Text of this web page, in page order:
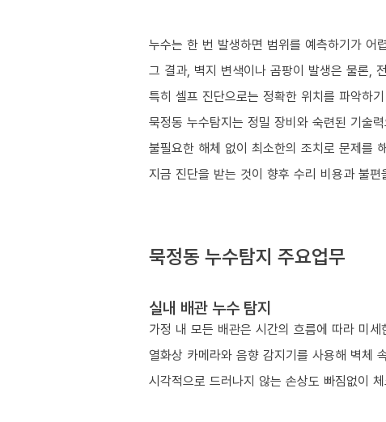
누수는 한 번 발생하면 범위를 예측하기가 어
그 결과, 벽지 변색이나 곰팡이 발생은 물론,
특히 셀프 진단으로는 정확한 위치를 파악하
묵정동 누수탐지는 정밀 장비와 숙련된 기술
불필요한 해체 없이 최소한의 조치로 문제를
지금 진단을 받는 것이 향후 수리 비용과 불편
묵정동 누수탐지 주요업무
실내 배관 누수 탐지
가정 내 모든 배관은 시간의 흐름에 따라 미
열화상 카메라와 음향 감지기를 사용해 벽체
시각적으로 드러나지 않는 손상도 빠짐없이